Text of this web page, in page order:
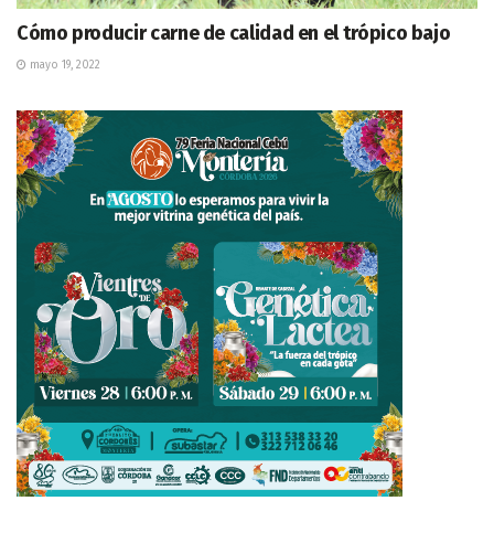
Cómo producir carne de calidad en el trópico bajo
mayo 19, 2022